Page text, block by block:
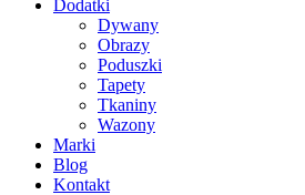
Dodatki
Dywany
Obrazy
Poduszki
Tapety
Tkaniny
Wazony
Marki
Blog
Kontakt